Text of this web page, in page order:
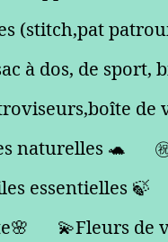
(stitch,pat
à dos, de sport,
de
naturelles 🐢
essentielles 🍃
💫Fleurs de